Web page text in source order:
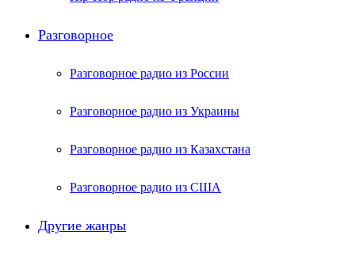
Разговорное
Разговорное радио из России
Разговорное радио из Украины
Разговорное радио из Казахстана
Разговорное радио из США
Другие жанры